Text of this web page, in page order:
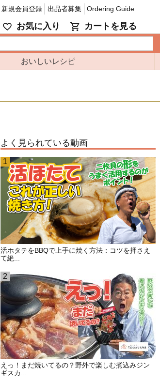
新規会員登録 出品者募集 Ordering Guide
お気に入り カートを見る
おいしいレシピ
よく見られている動画
活ホタテをBBQで上手に焼く方法：コツを押さえ
て絶...
えっ！まだ焼いてるの？野外で楽しむ煮込みジン
ギスカ...